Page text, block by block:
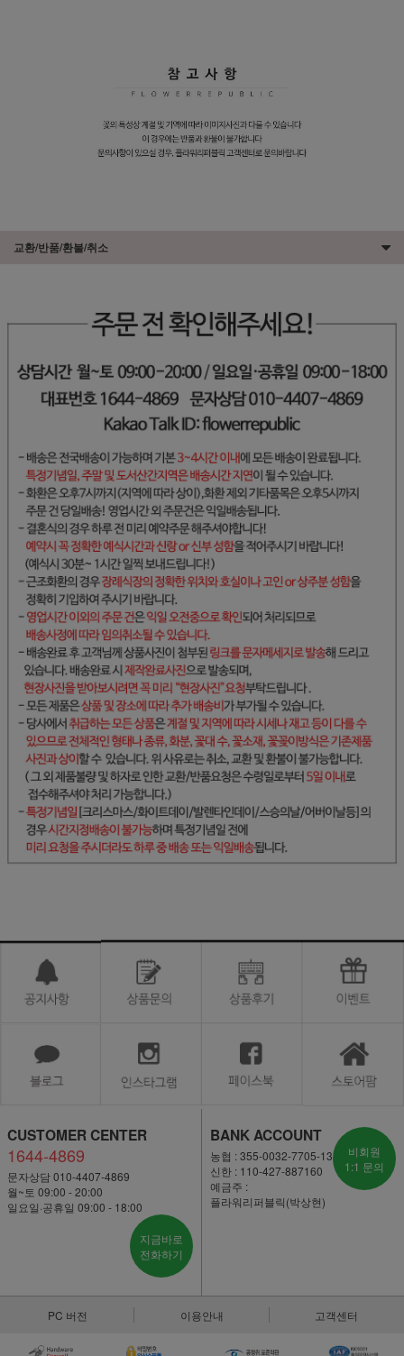
교환/반품/환불/취소
CUSTOMER CENTER
1644-4869
문자상담 010-4407-4869
월~토 09:00 - 20:00
일요일·공휴일 09:00 - 18:00
지금바로
전화하기
BANK ACCOUNT
농협 : 355-0032-7705-13
신한 : 110-427-887160
예금주 :
플라워리퍼블릭(박상현)
비회원
1:1 문의
PC 버전 이용안내 고객센터